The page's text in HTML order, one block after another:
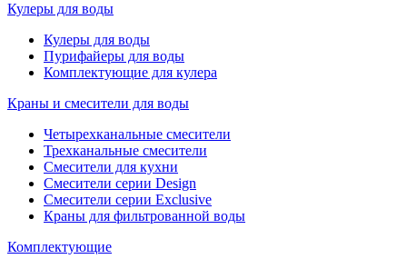
Кулеры для воды
Кулеры для воды
Пурифайеры для воды
Комплектующие для кулера
Краны и смесители для воды
Четырехканальные смесители
Трехканальные смесители
Смесители для кухни
Смесители серии Design
Смесители серии Exclusive
Краны для фильтрованной воды
Комплектующие